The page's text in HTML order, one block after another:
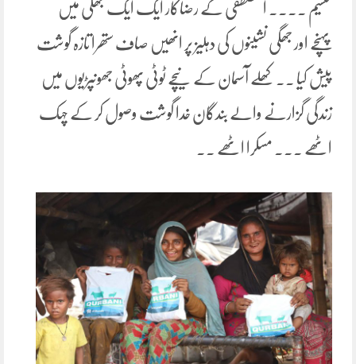
تقسیم ۔۔۔۔ المصطفیٰ کے رضاکار ایک ایک جھگی میں
پہنچے اور جھگی نشینوں کی دہلیز پر انھیں صاف ستھرا تازہ گوشت
پیش کیا ۔۔ کھلے آسمان کے نیچے ٹوٹی پھوٹی جھونپڑیوں میں
زندگی گزارنے والے بندگان خدا گوشت وصول کر کے چہک
اٹھے ۔۔۔ مسکرا اٹھے ۔۔